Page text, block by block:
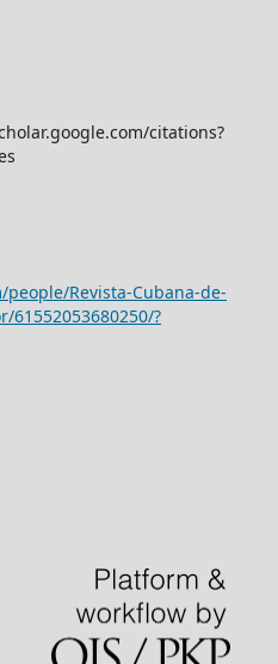
citations?
Revista-Cubana-de-
61552053680250/?